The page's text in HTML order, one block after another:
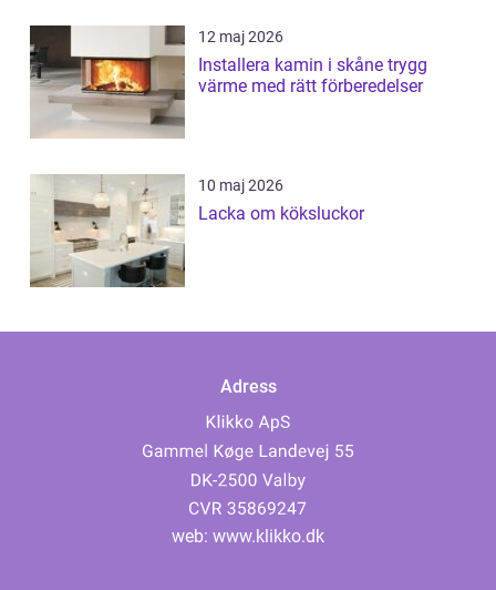
12 maj 2026
Installera kamin i skåne trygg
värme med rätt förberedelser
10 maj 2026
Lacka om köksluckor
Adress
web: www.klikko.dk